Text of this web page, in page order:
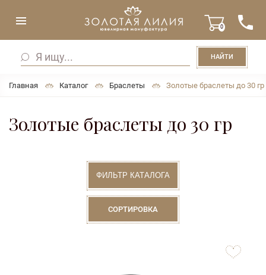
0
НАЙТИ
Главная Каталог Браслеты Золотые браслеты до 30 гр
Золотые браслеты до 30 гр
ФИЛЬТР КАТАЛОГА
СОРТИРОВКА
favorites